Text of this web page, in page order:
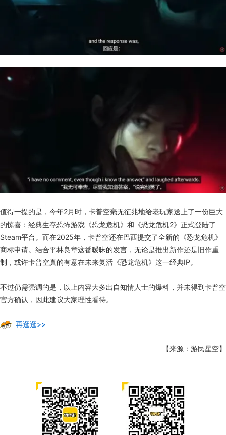
值得一提的是，今年2月时，卡普空毫无征兆地给老玩家送上了一份巨大
的惊喜：经典生存恐怖游戏《恐龙危机》和《恐龙危机2》正式登陆了
Steam平台。而在2025年，卡普空还在巴西提交了全新的《恐龙危机》
商标申请。结合平林良章这番暧昧的发言，无论是推出新作还是旧作重
制，或许卡普空真的有意在未来复活《恐龙危机》这一经典IP。
不过仍需强调的是，以上内容大多出自知情人士的爆料，并未得到卡普空
官方确认，因此建议大家理性看待。
再逛逛>>
【来源：游民星空】